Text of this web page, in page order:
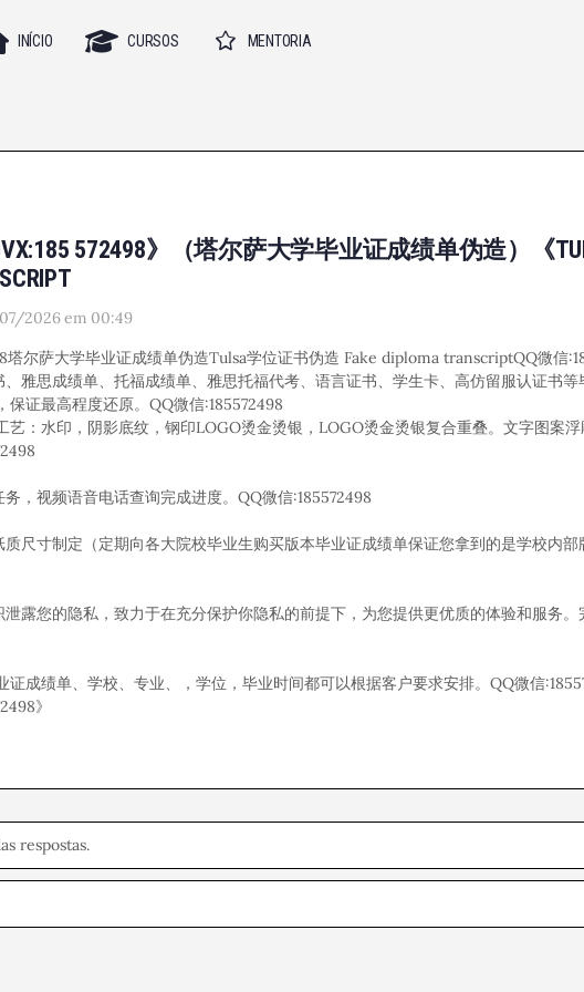
INÍCIO CURSOS MENTORIA
572498》（塔尔萨大学毕业证成绩单伪造）《
2026 em 00:49
塔尔萨大学毕业证成绩单伪造Tulsa学位证书伪造 Fake diploma transcriptQQ微信
雅思成绩单、托福成绩单、雅思托福代考、语言证书、学生卡、高仿留服认证书
证最高程度还原。QQ微信:185572498
艺：水印，阴影底纹，钢印LOGO烫金烫银，LOGO烫金烫银复合重叠。文字图案
，视频语音电话查询完成进度。QQ微信:185572498
尺寸制定（定期向各大院校毕业生购买版本毕业证成绩单保证您拿到的是学校内
露您的隐私，致力于在充分保护你隐私的前提下，为您提供更优质的体验和服务
成绩单、学校、专业、，学位，毕业时间都可以根据客户要求安排。QQ微信
》
respostas.